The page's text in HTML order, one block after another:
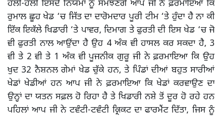
ਹੌਲੀ-ਹੌਲੀ ਇਸਦੇ ਨਿਯਮਾਂ ਨੂੰ ਸਮਝਣਗੇ ਆਪ ਜੀ ਨੇ ਫ਼ਰਮਾਇਆ ਕਿ
ਰੁਮਾਲ ਛੂਹ ਖੇਡ ‘ਚ ਜਿੱਤ ਦਾ ਦਾਰੋਮਦਾਰ ਪੂਰੀ ਟੀਮ ‘ਤੇ ਹੁੰਦਾ ਹੈ ਨਾ ਕੀ
ਇੱਕ ਇਕੱਲੇ ਖਿਡਾਰੀ ‘ਤੇ ਪਾਵਰ, ਦਿਮਾਗ ਤੇ ਫੁਰਤੀ ਦੀ ਇਸ ਖੇਡ ‘ਚ ਜੋ
ਵੀ ਫੁਰਤੀ ਨਾਲ ਆਉਂਦਾ ਹੈ ਉਹ 4 ਅੰਕ ਵੀ ਹਾਸਲ ਕਰ ਸਕਦਾ ਹੈ, 3
ਵੀ ਤੇ 2 ਵੀ ਤੇ 1 ਅੰਕ ਵੀ ਪੂਜਨੀਕ ਗੁਰੂ ਜੀ ਨੇ ਫ਼ਰਮਾਇਆ ਕਿ ਉਹ
ਖੁਦ 32 ਨੈਸ਼ਨਲ ਗੇਮਾਂ ਖੇਡ ਚੁੱਕੇ ਹਨ, ਤੇ ਪਿੰਡਾਂ ਦੀਆਂ ਬਹੁਤ ਸਾਰੀਆਂ
ਖੇਡਾਂ ਖੇਡੀਆਂ ਹਨ ਆਪ ਜੀ ਨੇ ਫ਼ਰਮਾਇਆ ਕਿ ਖੇਡਾਂ ਕਰਵਾਉਣ ਦਾ
ਉਨ੍ਹਾਂ ਦਾ ਯਤਨ ਸਫ਼ਲ ਹੋ ਰਿਹਾ ਹੈ ਤੇ ਖਿਡਾਰੀ ਨਸ਼ੇ ਤੋਂ ਦੂਰ ਹੋ ਰਹੇ ਹਨ
ਪਹਿਲਾਂ ਆਪ ਜੀ ਨੇ ਟਵੰਟੀ-ਟਵੰਟੀ ਕ੍ਰਿਕਟ ਦਾ ਫਾਰਮੈਂਟ ਦਿੱਤਾ, ਜਿਸ ਨੂੰ